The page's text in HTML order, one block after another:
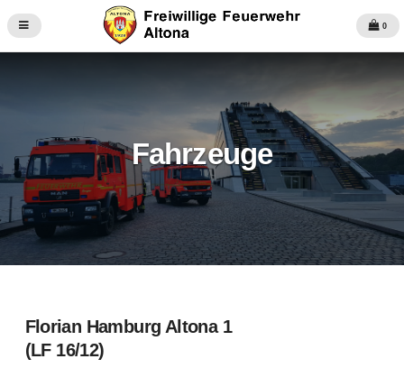
0
Fahrzeuge
Florian Hamburg Altona 1
(LF 16/12)